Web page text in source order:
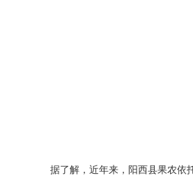
据了解，近年来，阳西县果农依